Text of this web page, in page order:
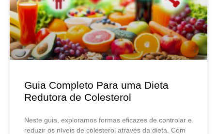
Guia Completo Para uma Dieta
Redutora de Colesterol
Neste guia, exploramos formas eficazes de controlar e
reduzir os níveis de colesterol através da dieta. Com